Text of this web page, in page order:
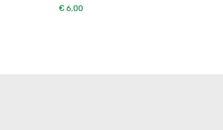
€ 6,00